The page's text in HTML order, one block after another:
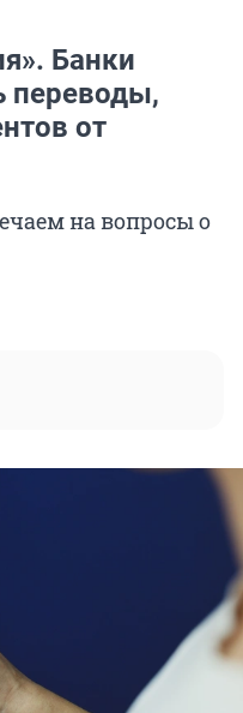
Банки
переводы,
от
на вопросы о